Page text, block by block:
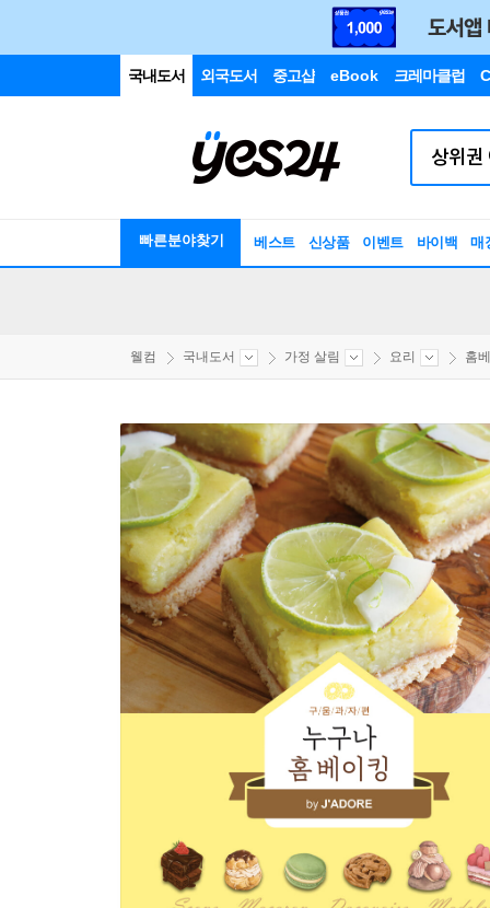
국내도서 외국도서 중고샵 eBook 크레마클럽
빠른분야찾기 베스트 신상품 이벤트 바이백 매
웰컴 국내도서 가정 살림 요리 홈